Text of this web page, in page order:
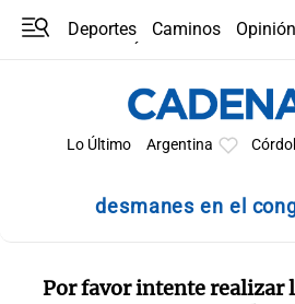
Deportes Caminos
Opinión
Lo Último Argentina
desmanes en el
Por favor intente realizar